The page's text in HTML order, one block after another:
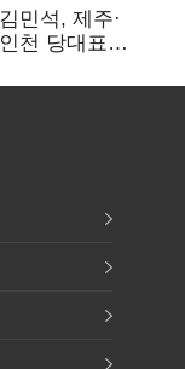
김민석, 제주·
인천 당대표